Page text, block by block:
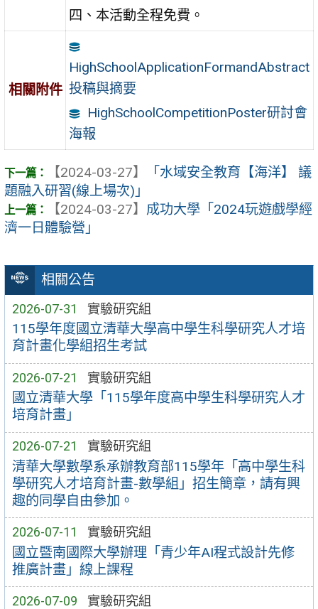
相關公告
2026-07-31 實驗研究組
115學年度國立清華大學高中學生科學研究人才培
育計畫化學組招生考試
2026-07-21 實驗研究組
國立清華大學「115學年度高中學生科學研究人才
培育計畫」
2026-07-21 實驗研究組
清華大學數學系承辦教育部115學年「高中學生科
學研究人才培育計畫-數學組」招生簡章，請有興
趣的同學自由參加。
2026-07-11 實驗研究組
國立暨南國際大學辦理「青少年AI程式設計先修
推廣計畫」線上課程
2026-07-09 實驗研究組
四、本活動全程免費。
相關附件
HighSchoolApplicationFormandAbstract
投稿與摘要
HighSchoolCompetitionPoster研討會
海報
【2024-03-27】
「水域安全教育【海洋】 議
題融入研習(線上場次)」
【2024-03-27】 成功大學「2024玩遊戲學經
濟一日體驗營」